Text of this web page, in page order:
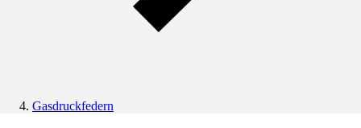
Gasdruckfedern